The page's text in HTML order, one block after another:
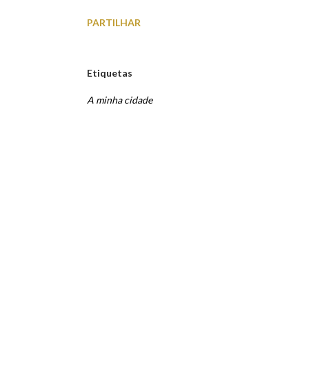
PARTILHAR
Etiquetas
A minha cidade